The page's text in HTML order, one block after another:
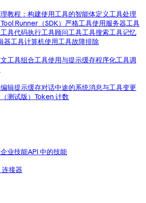
教程：构建使用工具的智能体定义工具处理
Tool Runner（SDK） 严格工具使用服务器工具
具代码执行工具顾问工具工具搜索工具记忆
器工具计算机使用工具故障排除
工具组合工具使用与提示缓存程序化工具调
辑提示缓存对话中途的系统消息与工具变更
测试版） Token 计数
企业技能API 中的技能
连接器